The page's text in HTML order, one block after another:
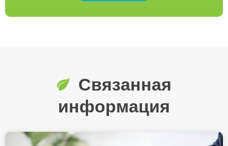
Связанная
информация